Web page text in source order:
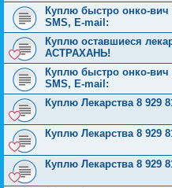
Куплю быстро онко-вич
SMS, E-mail:
Куплю оставшиеся
АСТРАХАНЬ!
Куплю быстро онко-вич
SMS, E-mail:
Куплю Лекарства 8 929
Куплю Лекарства 8 929
Куплю Лекарства 8 929